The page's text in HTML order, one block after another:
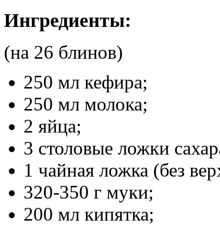
Ингредиенты:
(на 26 блинов)
250 мл кефира;
250 мл молока;
2 яйца;
3 столовые ложки
1 чайная ложка (без
320-350 г муки;
200 мл кипятка;